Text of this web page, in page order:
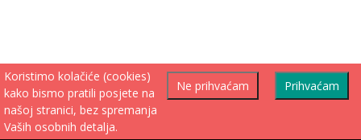
Prihvaćam
Ne prihvaćam
Koristimo kolačiće (cookies)
kako bismo pratili posjete na
našoj stranici, bez spremanja
Vaših osobnih detalja.